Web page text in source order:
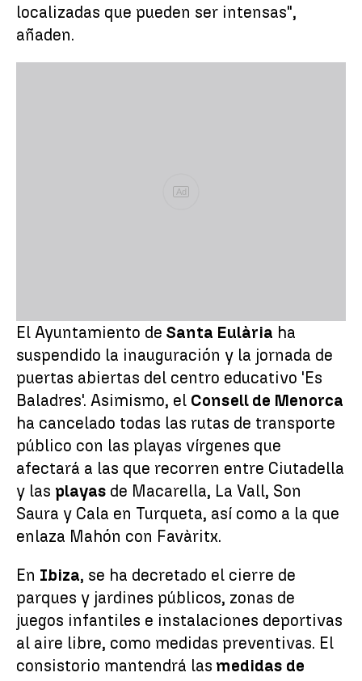
localizadas que pueden ser intensas",
añaden.
Ad
El Ayuntamiento de Santa Eulària ha
suspendido la inauguración y la jornada de
puertas abiertas del centro educativo 'Es
Baladres'. Asimismo, el Consell de Menorca
ha cancelado todas las rutas de transporte
público con las playas vírgenes que
afectará a las que recorren entre Ciutadella
y las playas de Macarella, La Vall, Son
Saura y Cala en Turqueta, así como a la que
enlaza Mahón con Favàritx.
En Ibiza, se ha decretado el cierre de
parques y jardines públicos, zonas de
juegos infantiles e instalaciones deportivas
al aire libre, como medidas preventivas. El
consistorio mantendrá las medidas de